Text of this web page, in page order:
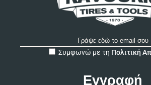
Συμφωνώ με τη Πολιτική